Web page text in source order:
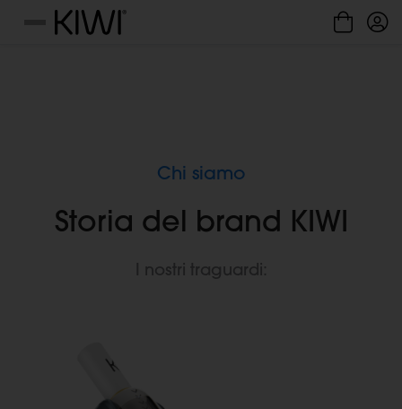
Menu
Chi siamo
Storia del brand KIWI
I nostri traguardi:
Gestione cookie